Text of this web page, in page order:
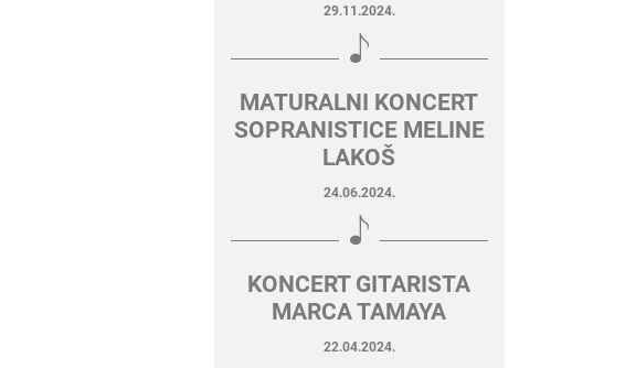
29.11.2024.
MATURALNI KONCERT
SOPRANISTICE MELINE
LAKOŠ
24.06.2024.
KONCERT GITARISTA
MARCA TAMAYA
22.04.2024.